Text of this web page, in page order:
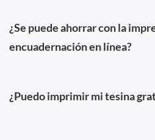
¿Se puede ahorrar con la
encuadernación en línea?
¿Puedo imprimir mi tesina